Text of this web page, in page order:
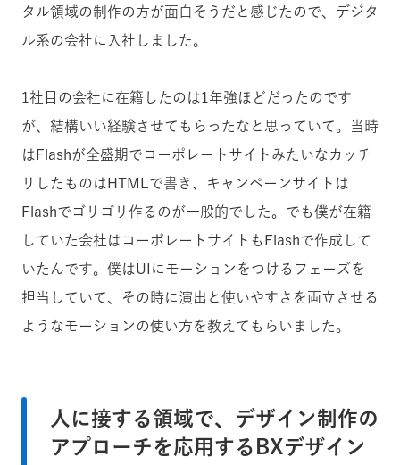
タル領域の制作の方が面白そうだと感じたので、デジタ
ル系の会社に入社しました。
1社目の会社に在籍したのは1年強ほどだったのです
が、結構いい経験させてもらったなと思っていて。当時
はFlashが全盛期でコーポレートサイトみたいなカッチ
リしたものはHTMLで書き、キャンペーンサイトは
Flashでゴリゴリ作るのが一般的でした。でも僕が在籍
していた会社はコーポレートサイトもFlashで作成して
いたんです。僕はUIにモーションをつけるフェーズを
担当していて、その時に演出と使いやすさを両立させる
ようなモーションの使い方を教えてもらいました。
人に接する領域で、デザイン制作の
アプローチを応用するBXデザイン